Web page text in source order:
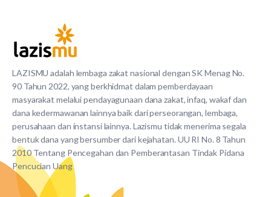
LAZISMU adalah lembaga zakat nasional dengan SK Menag No.
90 Tahun 2022, yang berkhidmat dalam pemberdayaan
masyarakat melalui pendayagunaan dana zakat, infaq, wakaf dan
dana kedermawanan lainnya baik dari perseorangan, lembaga,
perusahaan dan instansi lainnya. Lazismu tidak menerima segala
bentuk dana yang bersumber dari kejahatan. UU RI No. 8 Tahun
2010 Tentang Pencegahan dan Pemberantasan Tindak Pidana
Pencucian Uang